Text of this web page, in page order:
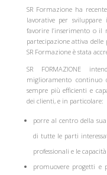
SR Formazione ha
lavorative per
favorire l’inserimento o il
partecipazione attiva delle
SR Formazione è stata
SR FORMAZIONE
miglioramento continuo
sempre più efficienti e
dei clienti, e in particolare:
porre al centro della
di tutte le parti
professionali e le
promuovere progetti e